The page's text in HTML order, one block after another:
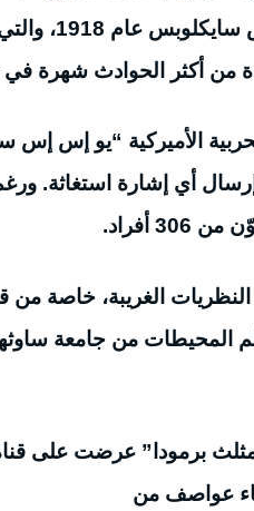
غرق
من أكثر الحوادث شهرة في
الحربية الأميركية
إرسال أي إشارة استغاثة.
الغريبة، خاصة
المحيطات من جامعة
عواصف من